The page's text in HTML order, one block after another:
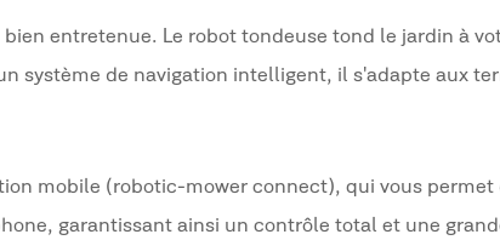
entretenue. Le robot tondeuse tond le jardin à
système de navigation intelligent, il s'adapte aux
mobile (robotic-mower connect), qui vous permet
garantissant ainsi un contrôle total et une